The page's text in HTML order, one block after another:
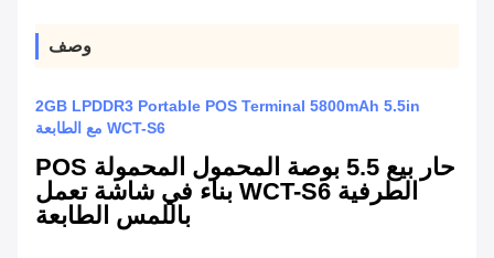
وصف
2GB LPDDR3 Portable POS Terminal 5800mAh 5.5in
WCT-S6 مع الطابعة
حار بيع 5.5 بوصة المحمول المحمولة POS
الطرفية WCT-S6 بناء في شاشة تعمل
باللمس الطابعة